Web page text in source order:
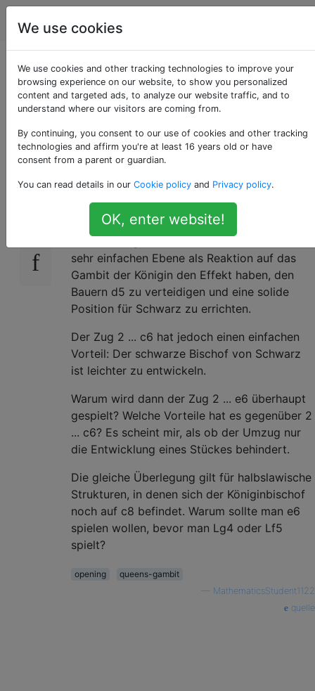
Schach
Was sind die Vorteile
der QGD gegenüber
den Slawen?
7
Ich habe keine umfassenden Kenntnisse über
die Eröffnungstheorie der beiden im Titel
genannten Eröffnungen. Ich verstehe jedoch,
dass die Züge 2 ... c6 und 2 ... e6 auf einer
sehr einfachen Ebene als Reaktion auf das
Gambit der Königin den Effekt haben, den
Bauern d5 zu verteidigen und eine solide
Position für Schwarz zu errichten.
Der Zug 2 ... c6 hat jedoch einen einfachen
Vorteil: Der schwarze Bischof von Schwarz
ist leichter zu entwickeln.
Warum wird dann der Zug 2 ... e6 überhaupt
gespielt? Welche Vorteile hat es gegenüber 2
... c6? Es scheint mir, als ob der Umzug nur
die Entwicklung eines Stückes behindert.
Die gleiche Überlegung gilt für halbslawische
Strukturen, in denen sich der Königinbischof
noch auf c8 befindet. Warum sollte man e6
spielen wollen, bevor man Lg4 oder Lf5
spielt?
opening
queens-gambit
MathematicsStudent1122
quelle
We use cookies
We use cookies and other tracking technologies to improve your
browsing experience on our website, to show you personalized
content and targeted ads, to analyze our website traffic, and to
understand where our visitors are coming from.
By continuing, you consent to our use of cookies and other tracking
technologies and affirm you're at least 16 years old or have
consent from a parent or guardian.
You can read details in our Cookie policy and Privacy policy.
OK, enter website!